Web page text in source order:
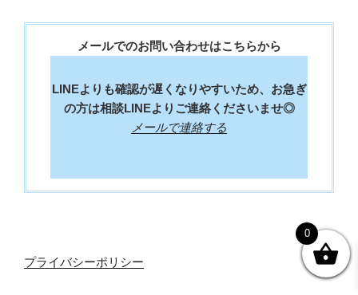
メールでのお問い合わせはこちらから
LINEよりも確認が遅くなりやすいため、お急ぎ
の方は相談LINEよりご連絡くださいませ◎
メールで連絡する
プライバシーポリシー
0